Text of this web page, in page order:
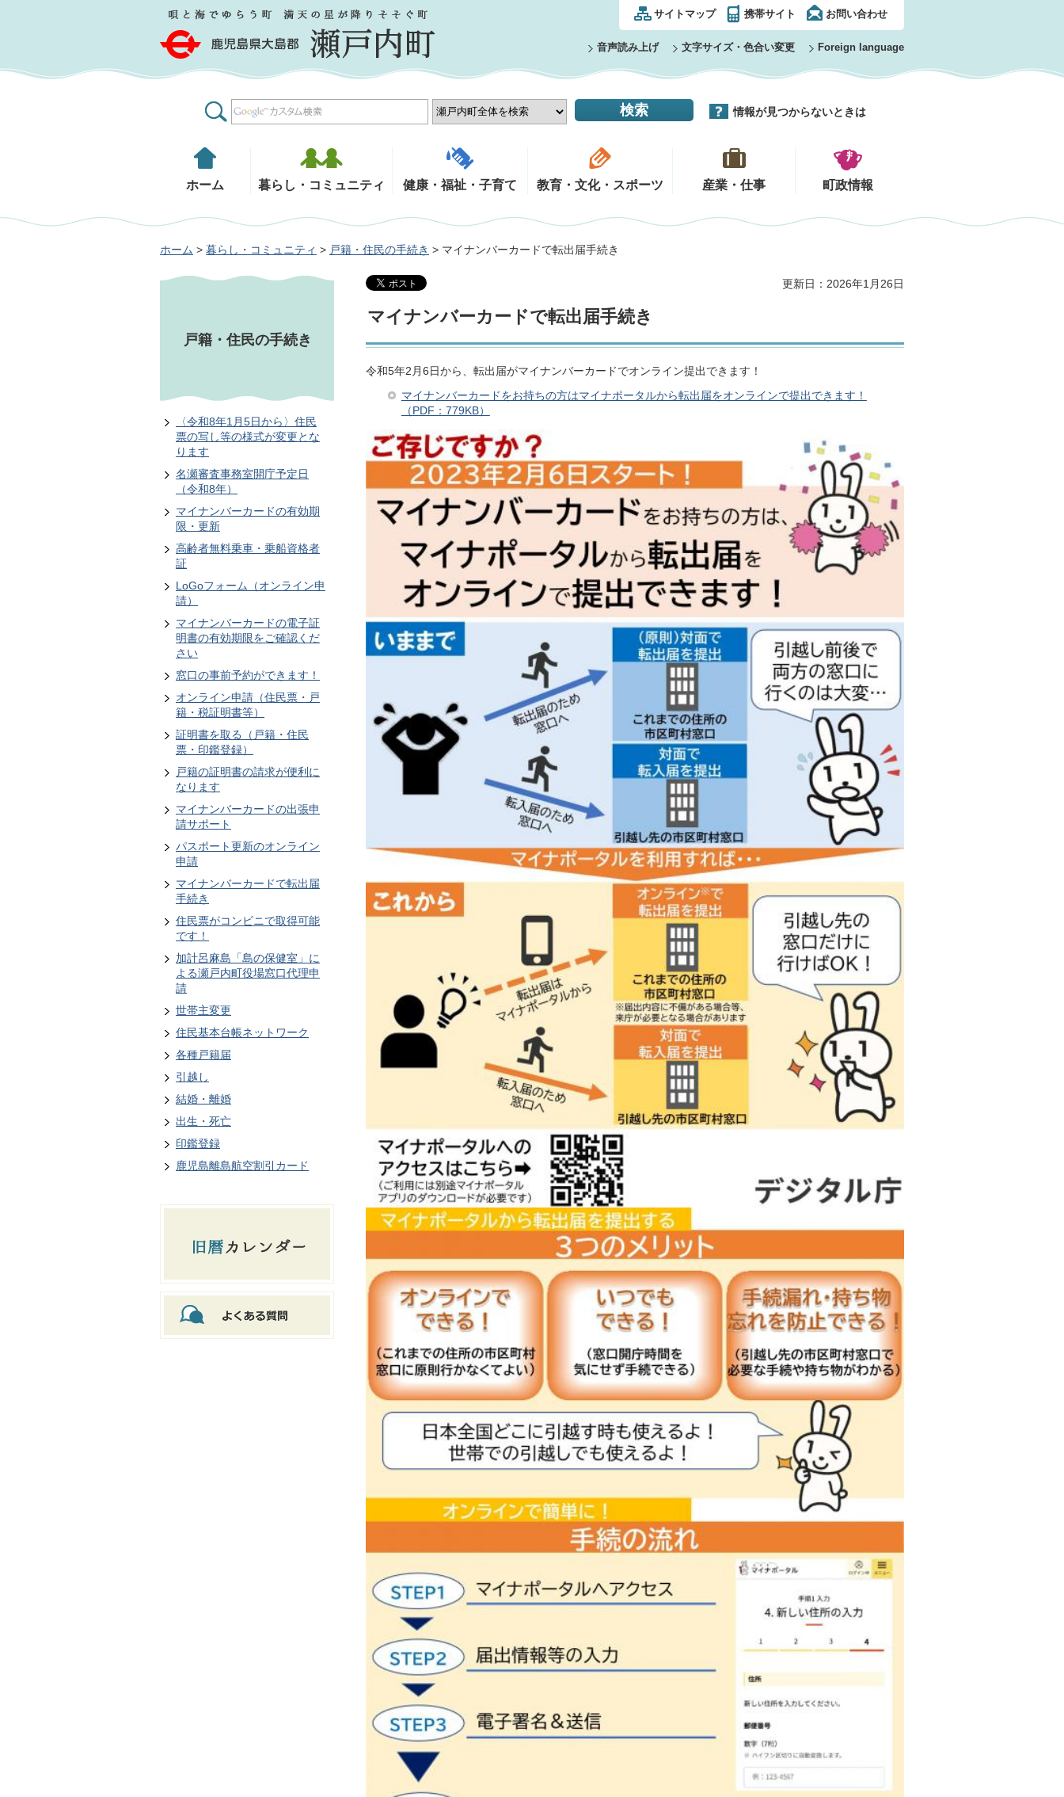
鹿児島県大島郡 瀬戸内町 サイトマップ 携帯サイト お問い合わせ
音声読み上げ 文字サイズ・色合い変更 Foreign language
情報が見つからないときは
ホーム 暮らし・コミュニティ 健康・福祉・子育て 教育・文化・スポーツ 産業・仕事 町政情報
ホーム > 暮らし・コミュニティ > 戸籍・住民の手続き > マイナンバーカードで転出届手続き
戸籍・住民の手続き
〈令和8年1月5日から〉住民
票の写し等の様式が変更とな
ります
名瀬審査事務室開庁予定日
（令和8年）
マイナンバーカードの有効期
限・更新
高齢者無料乗車・乗船資格者
証
LoGoフォーム（オンライン申
請）
マイナンバーカードの電子証
明書の有効期限をご確認くだ
さい
窓口の事前予約ができます！
オンライン申請（住民票・戸
籍・税証明書等）
証明書を取る（戸籍・住民
票・印鑑登録）
戸籍の証明書の請求が便利に
なります
マイナンバーカードの出張申
請サポート
パスポート更新のオンライン
申請
マイナンバーカードで転出届
手続き
住民票がコンビニで取得可能
です！
加計呂麻島「島の保健室」に
よる瀬戸内町役場窓口代理申
請
世帯主変更
住民基本台帳ネットワーク
各種戸籍届
引越し
結婚・離婚
出生・死亡
印鑑登録
鹿児島離島航空割引カード
更新日：2026年1月26日
マイナンバーカードで転出届手続き
令和5年2月6日から、転出届がマイナンバーカードでオンライン提出できます！
マイナンバーカードをお持ちの方はマイナポータルから転出届をオンラインで提出できます！
（PDF：779KB）